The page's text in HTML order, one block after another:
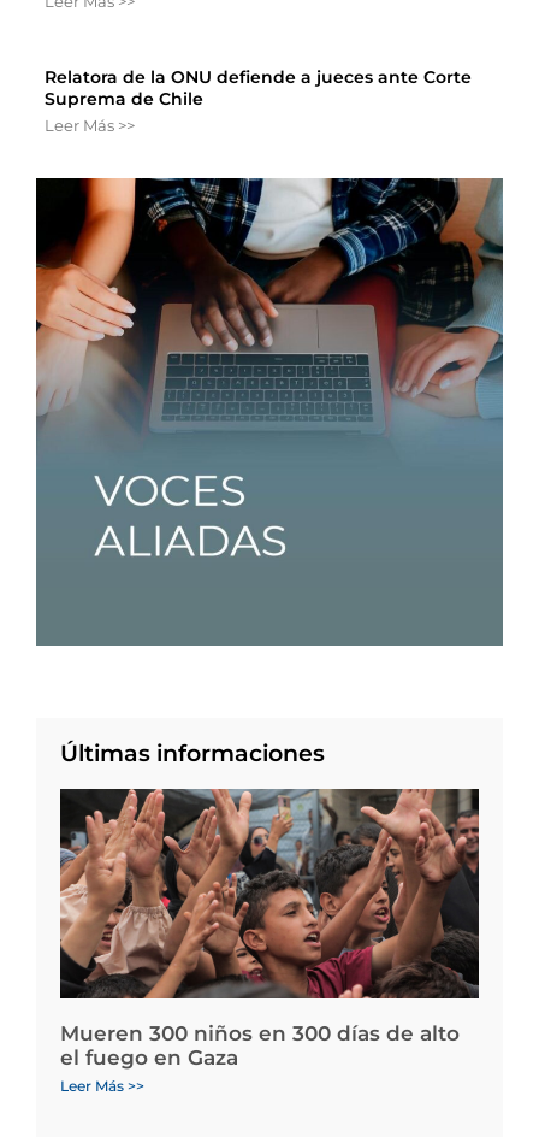
Relatora de la ONU defiende a jueces ante Corte
Suprema de Chile
Leer Más >>
Últimas informaciones
Mueren 300 niños en 300 días de alto
el fuego en Gaza
Leer Más >>